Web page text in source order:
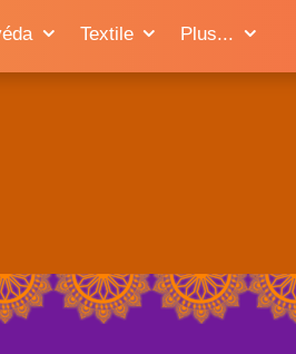
Textile Plus...